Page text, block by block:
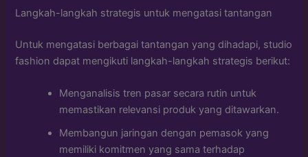
Langkah-langkah strategis untuk mengatasi tantangan
Untuk mengatasi berbagai tantangan yang dihadapi, studio
fashion dapat mengikuti langkah-langkah strategis berikut:
Menganalisis tren pasar secara rutin untuk
memastikan relevansi produk yang ditawarkan.
Membangun jaringan dengan pemasok yang
memiliki komitmen yang sama terhadap